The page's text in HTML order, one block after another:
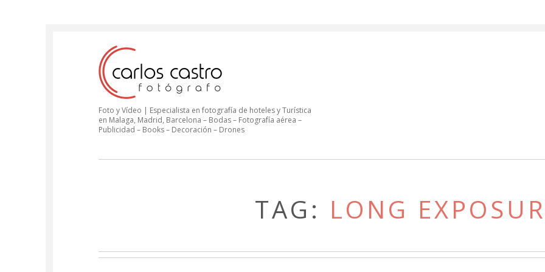
Foto y Vídeo | Especialista en fotografía de hoteles y Turística
en Malaga, Madrid, Barcelona – Bodas – Fotografía aérea –
Publicidad – Books – Decoración – Drones
TAG: LONG